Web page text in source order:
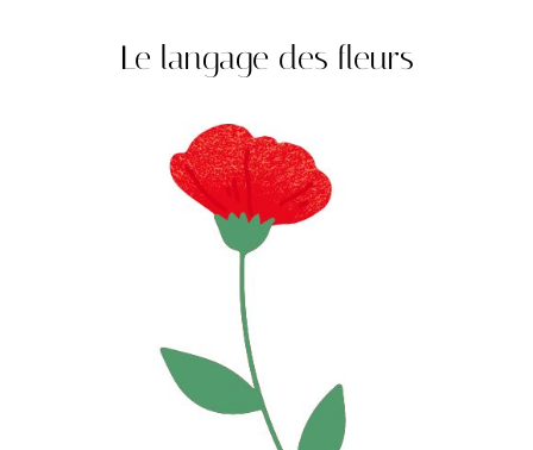
Le langage des fleurs